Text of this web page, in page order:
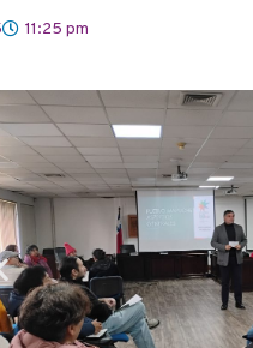
11:25 pm